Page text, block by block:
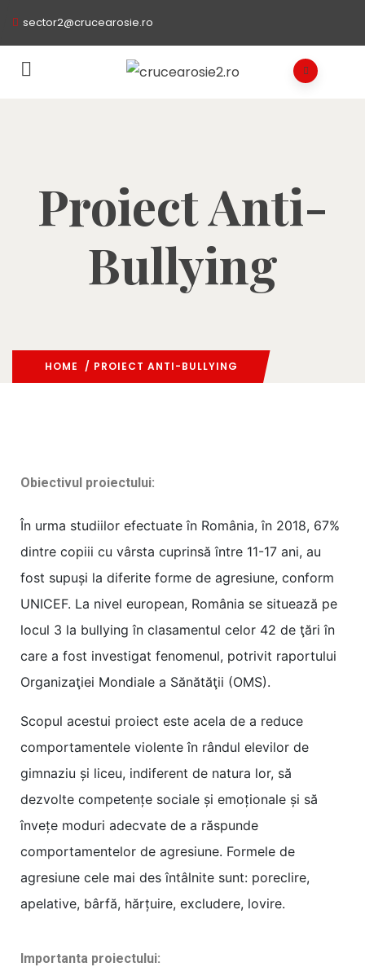
sector2@crucearosie.ro
Proiect Anti-
Bullying
HOME / PROIECT ANTI-BULLYING
Obiectivul proiectului:
În urma studiilor efectuate în România, în 2018, 67%
dintre copiii cu vârsta cuprinsă între 11-17 ani, au
fost supuși la diferite forme de agresiune, conform
UNICEF. La nivel european, România se situează pe
locul 3 la bullying în clasamentul celor 42 de ţări în
care a fost investigat fenomenul, potrivit raportului
Organizaţiei Mondiale a Sănătăţii (OMS).
Scopul acestui proiect este acela de a reduce
comportamentele violente în rândul elevilor de
gimnaziu și liceu, indiferent de natura lor, să
dezvolte competențe sociale și emoționale și să
învețe moduri adecvate de a răspunde
comportamentelor de agresiune. Formele de
agresiune cele mai des întâlnite sunt: poreclire,
apelative, bârfă, hărțuire, excludere, lovire.
Importanta proiectului: